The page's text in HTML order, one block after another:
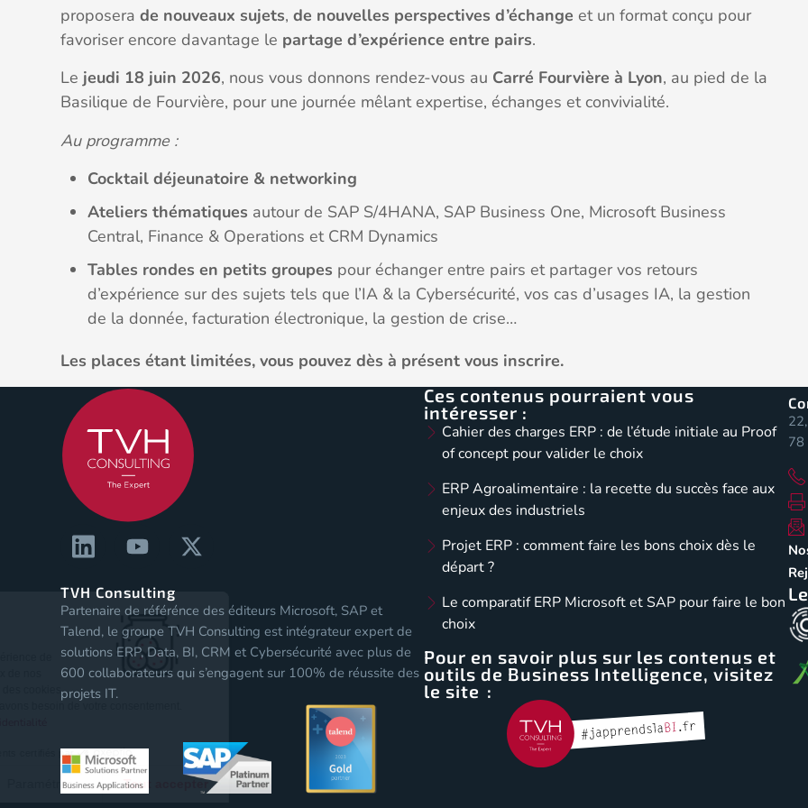
proposera de nouveaux sujets, de nouvelles perspectives d’échange et un format conçu pour
favoriser encore davantage le partage d’expérience entre pairs.
Le jeudi 18 juin 2026, nous vous donnons rendez-vous au Carré Fourvière à Lyon, au pied de la
Basilique de Fourvière, pour une journée mêlant expertise, échanges et convivialité.
Au programme :
Cocktail déjeunatoire & networking
Ateliers thématiques autour de SAP S/4HANA, SAP Business One, Microsoft Business
Central, Finance & Operations et CRM Dynamics
Tables rondes en petits groupes pour échanger entre pairs et partager vos retours
d’expérience sur des sujets tels que l’IA & la Cybersécurité, vos cas d’usages IA, la gestion
de la donnée, facturation électronique, la gestion de crise…
Les places étant limitées, vous pouvez dès à présent vous inscrire.
TVH Consulting
Partenaire de référénce des éditeurs Microsoft, SAP et
Talend, le groupe TVH Consulting est intégrateur expert de
solutions ERP, Data, BI, CRM et Cybersécurité avec plus de
600 collaborateurs qui s’engagent sur 100% de réussite des
projets IT.
Ces contenus pourraient vous
intéresser :
Cahier des charges ERP : de l’étude initiale au Proof
of concept pour valider le choix
ERP Agroalimentaire : la recette du succès face aux
enjeux des industriels
Projet ERP : comment faire les bons choix dès le
départ ?
Le comparatif ERP Microsoft et SAP pour faire le bon
choix
Pour en savoir plus sur les contenus et
outils de Business Intelligence, visitez
le site :
78
Les Cookies
Pour vous assurer une expérience de
qualité sur notre site et ceux de nos
partenaires, nous stockons des cookies
sur votre navigateur. Nous avons besoin de votre consentement.
Consentements certifiés par
Non merci Paramétrer Tout accepter